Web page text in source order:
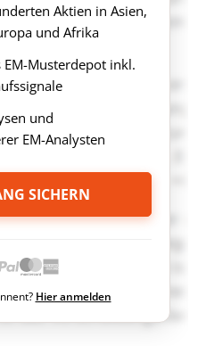
Aktien in Asien,
und Afrika
Musterdepot inkl.
und
EM-Analysten
SICHERN
Hier anmelden